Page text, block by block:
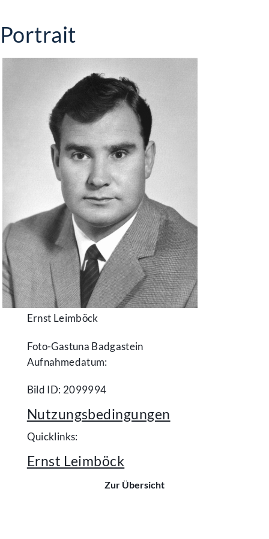
Portrait
Ernst Leimböck
Foto-Gastuna Badgastein
Aufnahmedatum:
Bild ID: 2099994
Nutzungsbedingungen
Quicklinks:
Ernst Leimböck
Zur Übersicht